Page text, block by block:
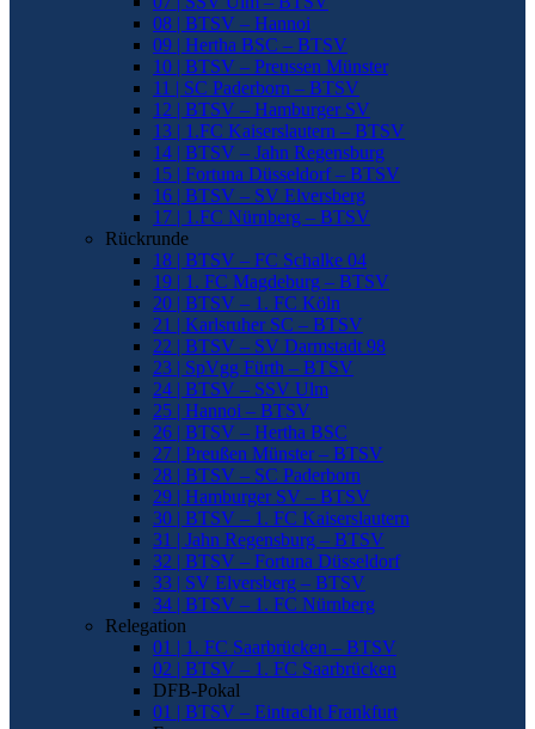
08 | BTSV – Hannoi
09 | Hertha BSC – BTSV
10 | BTSV – Preussen Münster
11 | SC Paderborn – BTSV
12 | BTSV – Hamburger SV
13 | 1.FC Kaiserslautern – BTSV
14 | BTSV – Jahn Regensburg
15 | Fortuna Düsseldorf – BTSV
16 | BTSV – SV Elversberg
17 | 1.FC Nürnberg – BTSV
Rückrunde
18 | BTSV – FC Schalke 04
19 | 1. FC Magdeburg – BTSV
20 | BTSV – 1. FC Köln
21 | Karlsruher SC – BTSV
22 | BTSV – SV Darmstadt 98
23 | SpVgg Fürth – BTSV
24 | BTSV – SSV Ulm
25 | Hannoi – BTSV
26 | BTSV – Hertha BSC
27 | Preußen Münster – BTSV
28 | BTSV – SC Paderborn
29 | Hamburger SV – BTSV
30 | BTSV – 1. FC Kaiserslautern
31 | Jahn Regensburg – BTSV
32 | BTSV – Fortuna Düsseldorf
33 | SV Elversberg – BTSV
34 | BTSV – 1. FC Nürnberg
Relegation
01 | 1. FC Saarbrücken – BTSV
02 | BTSV – 1. FC Saarbrücken
DFB-Pokal
01 | BTSV – Eintracht Frankfurt